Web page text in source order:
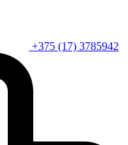
+375 (17) 3785942